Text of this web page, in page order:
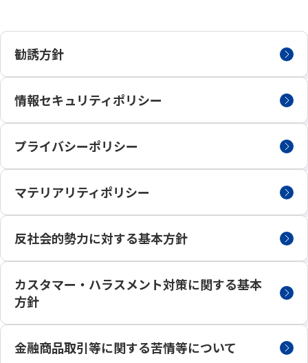
勧誘方針
情報セキュリティポリシー
プライバシーポリシー
マテリアリティポリシー
反社会的勢力に対する基本方針
カスタマー・ハラスメント対策に関する基本
方針
金融商品取引等に関する苦情等について